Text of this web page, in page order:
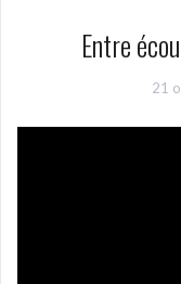
Entre
21